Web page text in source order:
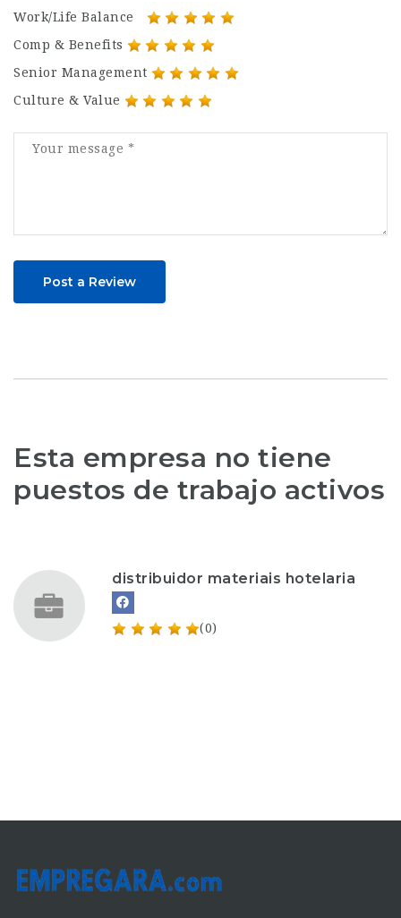
Work/Life Balance
Comp & Benefits
Senior Management
Culture & Value
Post a Review
Esta empresa no tiene
puestos de trabajo activos
distribuidor materiais hotelaria
(0)